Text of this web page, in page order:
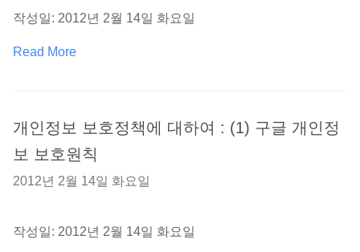
작성일: 2012년 2월 14일 화요일
Read More
개인정보 보호정책에 대하여 : (1) 구글 개인정
보 보호원칙
2012년 2월 14일 화요일
작성일: 2012년 2월 14일 화요일